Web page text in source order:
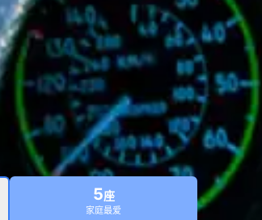
5座
家庭最爱